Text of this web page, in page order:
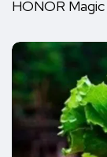
HONOR Magic